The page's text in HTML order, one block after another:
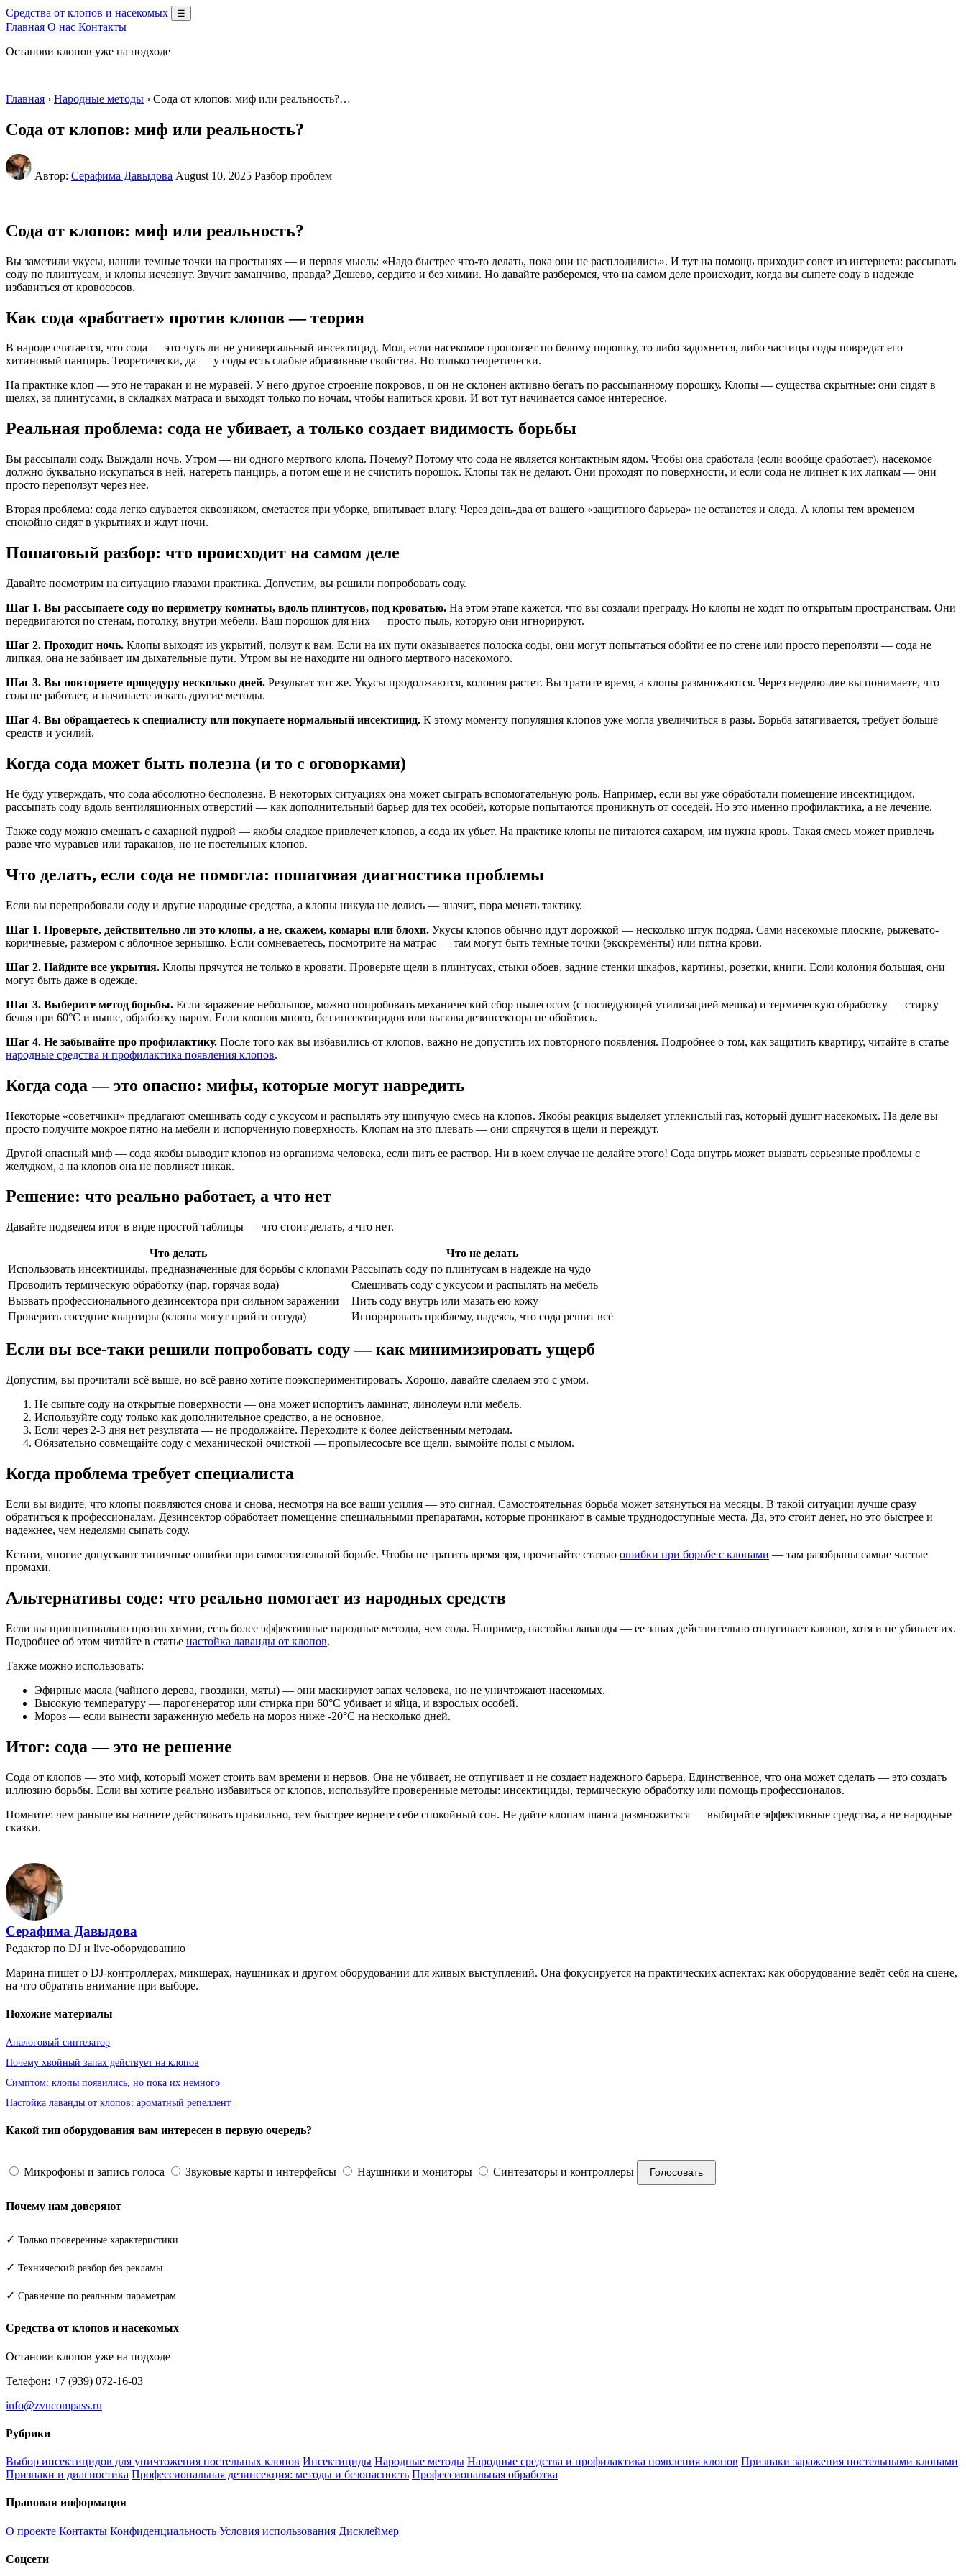
Средства от клопов и насекомых ☰
Главная О нас Контакты
Останови клопов уже на подходе
Главная › Народные методы › Сода от клопов: миф или реальность?…
Сода от клопов: миф или реальность?
Автор: Серафима Давыдова August 10, 2025 Разбор проблем
Сода от клопов: миф или реальность?
Вы заметили укусы, нашли темные точки на простынях — и первая мысль: «Надо быстрее что-то делать, пока они не расплодились». И тут на помощь приходит совет из интернета: рассыпать
соду по плинтусам, и клопы исчезнут. Звучит заманчиво, правда? Дешево, сердито и без химии. Но давайте разберемся, что на самом деле происходит, когда вы сыпете соду в надежде
избавиться от кровососов.
Как сода «работает» против клопов — теория
В народе считается, что сода — это чуть ли не универсальный инсектицид. Мол, если насекомое проползет по белому порошку, то либо задохнется, либо частицы соды повредят его
хитиновый панцирь. Теоретически, да — у соды есть слабые абразивные свойства. Но только теоретически.
На практике клоп — это не таракан и не муравей. У него другое строение покровов, и он не склонен активно бегать по рассыпанному порошку. Клопы — существа скрытные: они сидят в
щелях, за плинтусами, в складках матраса и выходят только по ночам, чтобы напиться крови. И вот тут начинается самое интересное.
Реальная проблема: сода не убивает, а только создает видимость борьбы
Вы рассыпали соду. Выждали ночь. Утром — ни одного мертвого клопа. Почему? Потому что сода не является контактным ядом. Чтобы она сработала (если вообще сработает), насекомое
должно буквально искупаться в ней, натереть панцирь, а потом еще и не счистить порошок. Клопы так не делают. Они проходят по поверхности, и если сода не липнет к их лапкам — они
просто переползут через нее.
Вторая проблема: сода легко сдувается сквозняком, сметается при уборке, впитывает влагу. Через день-два от вашего «защитного барьера» не останется и следа. А клопы тем временем
спокойно сидят в укрытиях и ждут ночи.
Пошаговый разбор: что происходит на самом деле
Давайте посмотрим на ситуацию глазами практика. Допустим, вы решили попробовать соду.
Шаг 1. Вы рассыпаете соду по периметру комнаты, вдоль плинтусов, под кроватью. На этом этапе кажется, что вы создали преграду. Но клопы не ходят по открытым пространствам. Они
передвигаются по стенам, потолку, внутри мебели. Ваш порошок для них — просто пыль, которую они игнорируют.
Шаг 2. Проходит ночь. Клопы выходят из укрытий, ползут к вам. Если на их пути оказывается полоска соды, они могут попытаться обойти ее по стене или просто переползти — сода не
липкая, она не забивает им дыхательные пути. Утром вы не находите ни одного мертвого насекомого.
Шаг 3. Вы повторяете процедуру несколько дней. Результат тот же. Укусы продолжаются, колония растет. Вы тратите время, а клопы размножаются. Через неделю-две вы понимаете, что
сода не работает, и начинаете искать другие методы.
Шаг 4. Вы обращаетесь к специалисту или покупаете нормальный инсектицид. К этому моменту популяция клопов уже могла увеличиться в разы. Борьба затягивается, требует больше
средств и усилий.
Когда сода может быть полезна (и то с оговорками)
Не буду утверждать, что сода абсолютно бесполезна. В некоторых ситуациях она может сыграть вспомогательную роль. Например, если вы уже обработали помещение инсектицидом,
рассыпать соду вдоль вентиляционных отверстий — как дополнительный барьер для тех особей, которые попытаются проникнуть от соседей. Но это именно профилактика, а не лечение.
Также соду можно смешать с сахарной пудрой — якобы сладкое привлечет клопов, а сода их убьет. На практике клопы не питаются сахаром, им нужна кровь. Такая смесь может привлечь
разве что муравьев или тараканов, но не постельных клопов.
Что делать, если сода не помогла: пошаговая диагностика проблемы
Если вы перепробовали соду и другие народные средства, а клопы никуда не делись — значит, пора менять тактику.
Шаг 1. Проверьте, действительно ли это клопы, а не, скажем, комары или блохи. Укусы клопов обычно идут дорожкой — несколько штук подряд. Сами насекомые плоские, рыжевато-
коричневые, размером с яблочное зернышко. Если сомневаетесь, посмотрите на матрас — там могут быть темные точки (экскременты) или пятна крови.
Шаг 2. Найдите все укрытия. Клопы прячутся не только в кровати. Проверьте щели в плинтусах, стыки обоев, задние стенки шкафов, картины, розетки, книги. Если колония большая, они
могут быть даже в одежде.
Шаг 3. Выберите метод борьбы. Если заражение небольшое, можно попробовать механический сбор пылесосом (с последующей утилизацией мешка) и термическую обработку — стирку
белья при 60°C и выше, обработку паром. Если клопов много, без инсектицидов или вызова дезинсектора не обойтись.
Шаг 4. Не забывайте про профилактику. После того как вы избавились от клопов, важно не допустить их повторного появления. Подробнее о том, как защитить квартиру, читайте в статье
народные средства и профилактика появления клопов.
Когда сода — это опасно: мифы, которые могут навредить
Некоторые «советчики» предлагают смешивать соду с уксусом и распылять эту шипучую смесь на клопов. Якобы реакция выделяет углекислый газ, который душит насекомых. На деле вы
просто получите мокрое пятно на мебели и испорченную поверхность. Клопам на это плевать — они спрячутся в щели и переждут.
Другой опасный миф — сода якобы выводит клопов из организма человека, если пить ее раствор. Ни в коем случае не делайте этого! Сода внутрь может вызвать серьезные проблемы с
желудком, а на клопов она не повлияет никак.
Решение: что реально работает, а что нет
Давайте подведем итог в виде простой таблицы — что стоит делать, а что нет.
Что делать
Что не делать
Использовать инсектициды, предназначенные для борьбы с клопами Рассыпать соду по плинтусам в надежде на чудо
Проводить термическую обработку (пар, горячая вода)
Смешивать соду с уксусом и распылять на мебель
Вызвать профессионального дезинсектора при сильном заражении
Пить соду внутрь или мазать ею кожу
Проверить соседние квартиры (клопы могут прийти оттуда)
Игнорировать проблему, надеясь, что сода решит всё
Если вы все-таки решили попробовать соду — как минимизировать ущерб
Допустим, вы прочитали всё выше, но всё равно хотите поэкспериментировать. Хорошо, давайте сделаем это с умом.
Не сыпьте соду на открытые поверхности — она может испортить ламинат, линолеум или мебель.
Используйте соду только как дополнительное средство, а не основное.
Если через 2-3 дня нет результата — не продолжайте. Переходите к более действенным методам.
Обязательно совмещайте соду с механической очисткой — пропылесосьте все щели, вымойте полы с мылом.
Когда проблема требует специалиста
Если вы видите, что клопы появляются снова и снова, несмотря на все ваши усилия — это сигнал. Самостоятельная борьба может затянуться на месяцы. В такой ситуации лучше сразу
обратиться к профессионалам. Дезинсектор обработает помещение специальными препаратами, которые проникают в самые труднодоступные места. Да, это стоит денег, но это быстрее и
надежнее, чем неделями сыпать соду.
Кстати, многие допускают типичные ошибки при самостоятельной борьбе. Чтобы не тратить время зря, прочитайте статью ошибки при борьбе с клопами — там разобраны самые частые
промахи.
Альтернативы соде: что реально помогает из народных средств
Если вы принципиально против химии, есть более эффективные народные методы, чем сода. Например, настойка лаванды — ее запах действительно отпугивает клопов, хотя и не убивает их.
Подробнее об этом читайте в статье настойка лаванды от клопов.
Также можно использовать:
Эфирные масла (чайного дерева, гвоздики, мяты) — они маскируют запах человека, но не уничтожают насекомых.
Высокую температуру — парогенератор или стирка при 60°C убивает и яйца, и взрослых особей.
Мороз — если вынести зараженную мебель на мороз ниже -20°C на несколько дней.
Итог: сода — это не решение
Сода от клопов — это миф, который может стоить вам времени и нервов. Она не убивает, не отпугивает и не создает надежного барьера. Единственное, что она может сделать — это создать
иллюзию борьбы. Если вы хотите реально избавиться от клопов, используйте проверенные методы: инсектициды, термическую обработку или помощь профессионалов.
Помните: чем раньше вы начнете действовать правильно, тем быстрее вернете себе спокойный сон. Не дайте клопам шанса размножиться — выбирайте эффективные средства, а не народные
сказки.
Серафима Давыдова
Редактор по DJ и live-оборудованию
Марина пишет о DJ-контроллерах, микшерах, наушниках и другом оборудовании для живых выступлений. Она фокусируется на практических аспектах: как оборудование ведёт себя на сцене,
на что обратить внимание при выборе.
Похожие материалы
Аналоговый синтезатор
Почему хвойный запах действует на клопов
Симптом: клопы появились, но пока их немного
Настойка лаванды от клопов: ароматный репеллент
Какой тип оборудования вам интересен в первую очередь?
Микрофоны и запись голоса Звуковые карты и интерфейсы Наушники и мониторы Синтезаторы и контроллеры Голосовать
Почему нам доверяют
✓ Только проверенные характеристики
✓ Технический разбор без рекламы
✓ Сравнение по реальным параметрам
Средства от клопов и насекомых
Останови клопов уже на подходе
Телефон: +7 (939) 072-16-03
info@zvucompass.ru
Рубрики
Выбор инсектицидов для уничтожения постельных клопов Инсектициды Народные методы Народные средства и профилактика появления клопов Признаки заражения постельными клопами
Признаки и диагностика Профессиональная дезинсекция: методы и безопасность Профессиональная обработка
Правовая информация
О проекте Контакты Конфиденциальность Условия использования Дисклеймер
Соцсети